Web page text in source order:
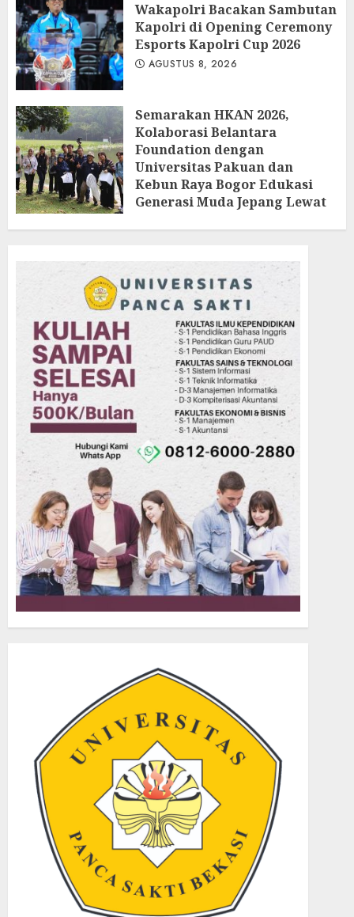
Wakapolri Bacakan Sambutan
Kapolri di Opening Ceremony
Esports Kapolri Cup 2026
AGUSTUS 8, 2026
Semarakan HKAN 2026,
Kolaborasi Belantara
Foundation dengan
Universitas Pakuan dan
Kebun Raya Bogor Edukasi
Generasi Muda Jepang Lewat